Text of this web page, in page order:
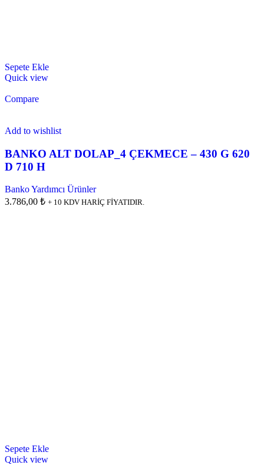
Sepete Ekle
Quick view
Compare
Add to wishlist
BANKO ALT DOLAP_4 ÇEKMECE – 430 G 620
D 710 H
Banko Yardımcı Ürünler
3.786,00 ₺ + 10 KDV HARİÇ FİYATIDIR.
Sepete Ekle
Quick view